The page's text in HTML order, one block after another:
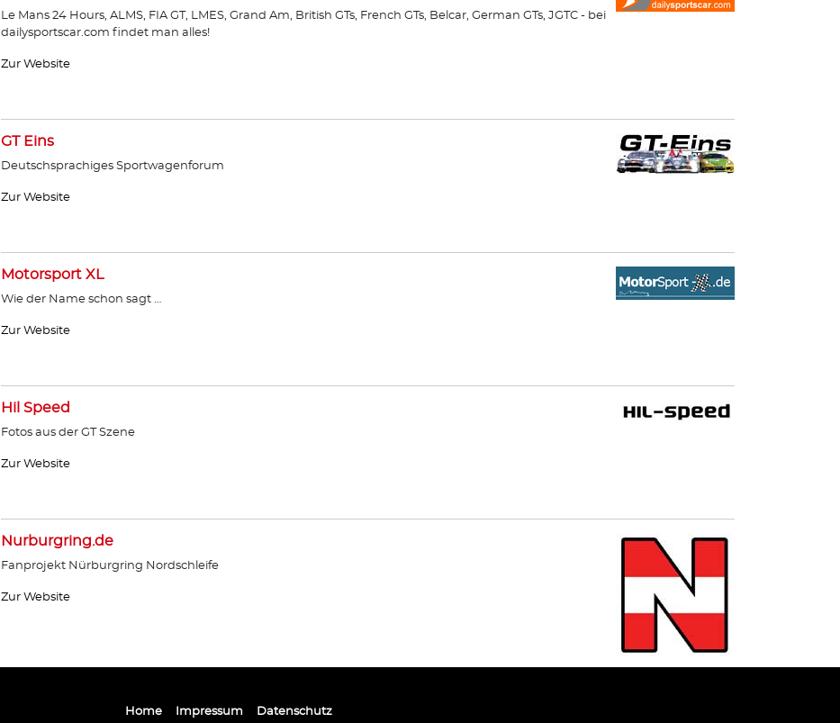
Le Mans 24 Hours, ALMS, FIA GT, LMES, Grand Am, British GTs, French GTs, Belcar, German GTs, JGTC - bei
dailysportscar.com findet man alles!
Zur Website
GT Eins
Deutschsprachiges Sportwagenforum
Zur Website
Motorsport XL
Wie der Name schon sagt …
Zur Website
Hil Speed
Fotos aus der GT Szene
Zur Website
Nurburgring.de
Fanprojekt Nürburgring Nordschleife
Zur Website
Home Impressum Datenschutz